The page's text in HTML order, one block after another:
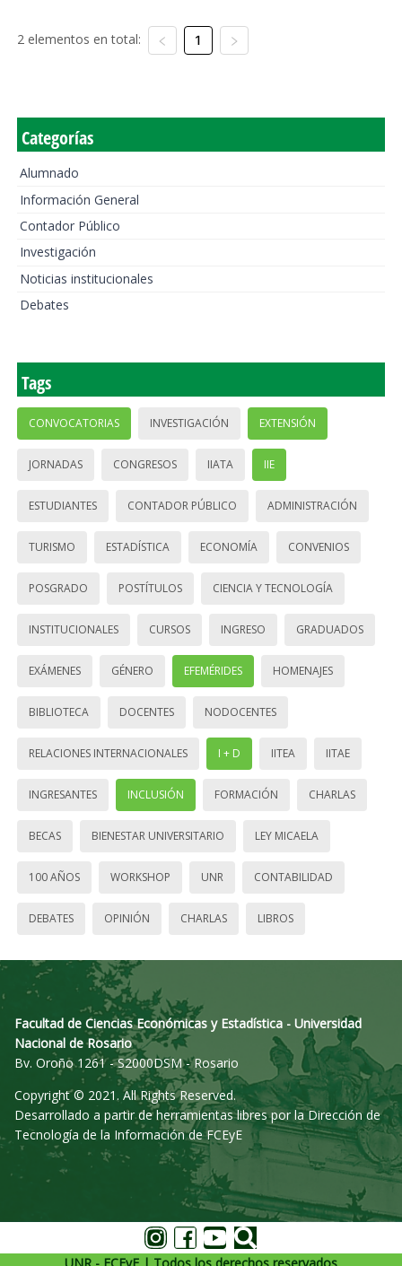
2 elementos en total: 1
Categorías
Alumnado
Información General
Contador Público
Investigación
Noticias institucionales
Debates
Tags
CONVOCATORIAS INVESTIGACIÓN EXTENSIÓN
JORNADAS CONGRESOS IIATA IIE
ESTUDIANTES CONTADOR PÚBLICO ADMINISTRACIÓN
TURISMO ESTADÍSTICA ECONOMÍA CONVENIOS
POSGRADO POSTÍTULOS CIENCIA Y TECNOLOGÍA
INSTITUCIONALES CURSOS INGRESO GRADUADOS
EXÁMENES GÉNERO EFEMÉRIDES HOMENAJES
BIBLIOTECA DOCENTES NODOCENTES
RELACIONES INTERNACIONALES I + D IITEA IITAE
INGRESANTES INCLUSIÓN FORMACIÓN CHARLAS
BECAS BIENESTAR UNIVERSITARIO LEY MICAELA
100 AÑOS WORKSHOP UNR CONTABILIDAD
DEBATES OPINIÓN CHARLAS LIBROS
Facultad de Ciencias Económicas y Estadística - Universidad
Nacional de Rosario
Bv. Oroño 1261 - S2000DSM - Rosario
Copyright © 2021. All Rights Reserved.
Desarrollado a partir de herramientas libres por la Dirección de
Tecnología de la Información de FCEyE